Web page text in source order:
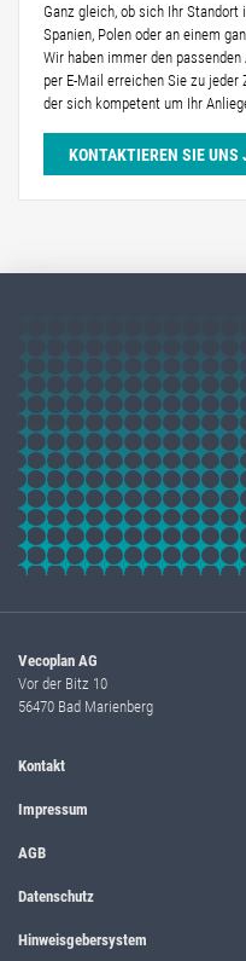
Ganz gleich, ob sich Ihr Standort
Spanien, Polen oder an einem
Wir haben immer den
per E-Mail erreichen Sie zu
der sich kompetent um Ihr
KONTAKTIEREN SIE UNS
Vecoplan AG
Vor der Bitz 10
56470 Bad Marienberg
Kontakt
Impressum
AGB
Datenschutz
Hinweisgebersystem